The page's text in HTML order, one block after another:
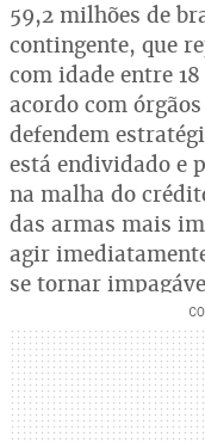
59,2 milhões de
contingente, que
com idade entre
acordo com
defendem
está endividado e
na malha do
das armas mais
agir
se tornar